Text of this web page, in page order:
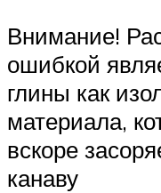
Внимание!
ошибкой
глины как
материала,
вскоре
канаву